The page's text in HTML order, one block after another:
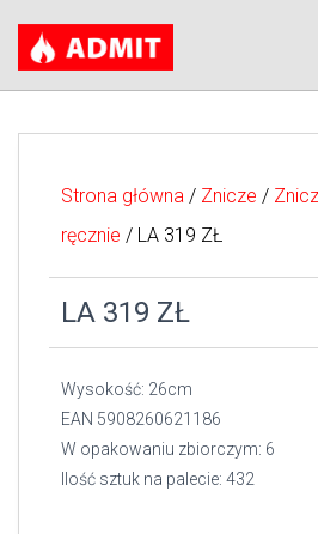
Strona główna / Znicze /
ręcznie / LA 319 ZŁ
LA 319 ZŁ
Wysokość: 26cm
EAN 5908260621186
W opakowaniu zbiorczym: 6
Ilość sztuk na palecie: 432